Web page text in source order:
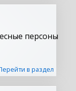
персоны
в раздел